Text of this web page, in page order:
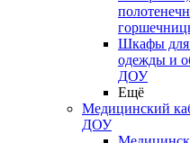
Шкафы
одежды и
ДОУ
Ещё
Медицинский
ДОУ